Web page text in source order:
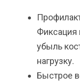
Фиксация
убыль
нагрузку.
Быстрое